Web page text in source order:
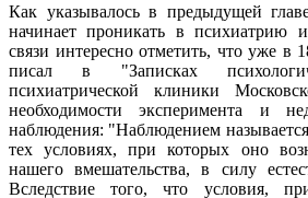
Как указывалось в предыдущей
начинает проникать в психиатрию
связи интересно отметить, что уже в
писал в "Записках
психиатрической клиники
необходимости эксперимента и
наблюдения: "Наблюдением
тех условиях, при которых оно
нашего вмешательства, в силу
Вследствие того, что условия,